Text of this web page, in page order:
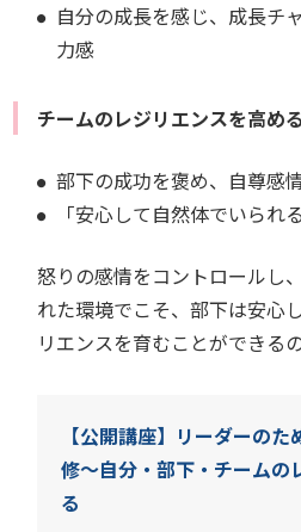
自分の成長を感じ、成長チ
力感
チームのレジリエンスを高め
部下の成功を褒め、自尊感
「安心して自然体でいられ
怒りの感情をコントロールし
れた環境でこそ、部下は安心
リエンスを育むことができるの
【公開講座】リーダーの
修～自分・部下・チームの
る